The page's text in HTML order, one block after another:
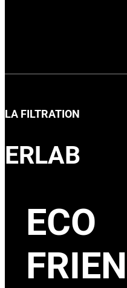
LA FILTRATION
ERLAB
ECO